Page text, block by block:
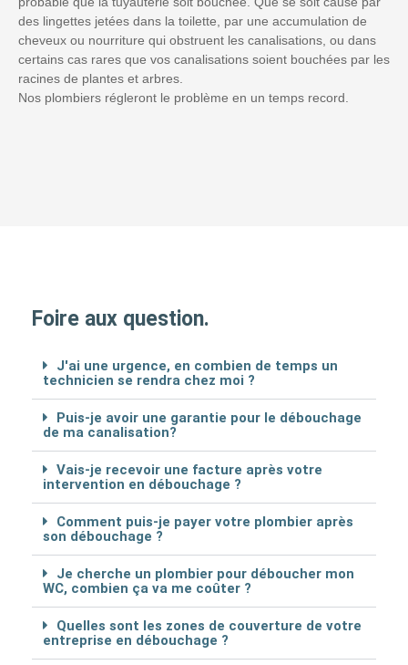
des lingettes jetées dans la toilette, par une accumulation de
cheveux ou nourriture qui obstruent les canalisations, ou dans
certains cas rares que vos canalisations soient bouchées par les
racines de plantes et arbres.
Nos plombiers régleront le problème en un temps record.
Foire aux question.
J'ai une urgence, en combien de temps un
technicien se rendra chez moi ?
Puis-je avoir une garantie pour le débouchage
de ma canalisation?
Vais-je recevoir une facture après votre
intervention en débouchage ?
Comment puis-je payer votre plombier après
son débouchage ?
Je cherche un plombier pour déboucher mon
WC, combien ça va me coûter ?
Quelles sont les zones de couverture de votre
entreprise en débouchage ?